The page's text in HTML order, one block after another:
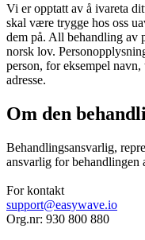
Vi er opptatt av å ivareta
skal være trygge hos oss
dem på. All behandling av
norsk lov.
person, for eksempel navn,
adresse.
Om den
Behandlingsansvarlig,
ansvarlig for behandlingen
For kontakt
support@easywave.io
Org.nr: 930 800 880